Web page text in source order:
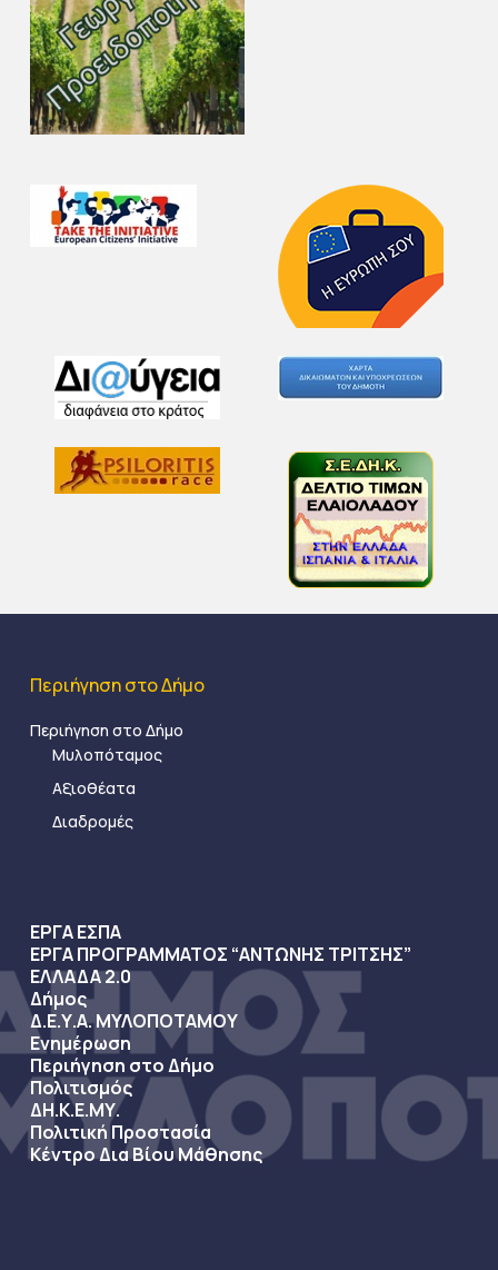
Περιήγηση στο Δήμο
Περιήγηση στο Δήμο
Μυλοπόταμος
Αξιοθέατα
Διαδρομές
ΕΡΓΑ ΕΣΠΑ
ΕΡΓΑ ΠΡΟΓΡΑΜΜΑΤΟΣ “ΑΝΤΩΝΗΣ ΤΡΙΤΣΗΣ”
ΕΛΛΑΔΑ 2.0
Δήμος
Δ.Ε.Υ.Α. ΜΥΛΟΠΟΤΑΜΟΥ
Ενημέρωση
Περιήγηση στο Δήμο
Πολιτισμός
ΔΗ.Κ.Ε.ΜΥ.
Πολιτική Προστασία
Κέντρο Δια Βίου Μάθησης